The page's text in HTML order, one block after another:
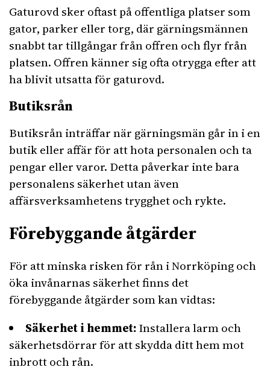
Gaturovd sker oftast på offentliga platser som
gator, parker eller torg, där gärningsmännen
snabbt tar tillgångar från offren och flyr från
platsen. Offren känner sig ofta otrygga efter att
ha blivit utsatta för gaturovd.
Butiksrån
Butiksrån inträffar när gärningsmän går in i en
butik eller affär för att hota personalen och ta
pengar eller varor. Detta påverkar inte bara
personalens säkerhet utan även
affärsverksamhetens trygghet och rykte.
Förebyggande åtgärder
För att minska risken för rån i Norrköping och
öka invånarnas säkerhet finns det
förebyggande åtgärder som kan vidtas:
Säkerhet i hemmet:Installera larm och
säkerhetsdörrar för att skydda ditt hem mot
inbrott och rån.